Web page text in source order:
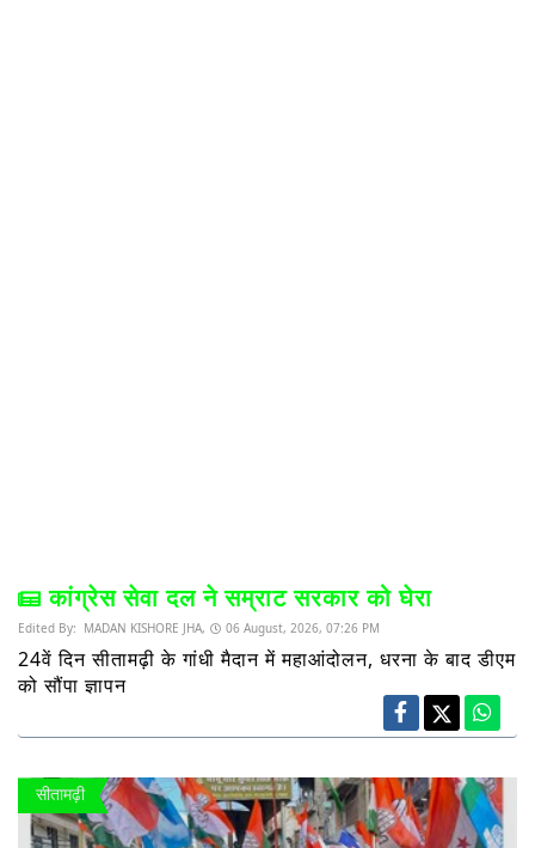
कांग्रेस सेवा दल ने सम्राट सरकार को घेरा
Edited By: MADAN KISHORE JHA, 06 August, 2026, 07:26 PM
24वें दिन सीतामढ़ी के गांधी मैदान में महाआंदोलन, धरना के बाद डीएम
को सौंपा ज्ञापन
सीतामढ़ी